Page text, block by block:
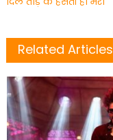
Related Articles